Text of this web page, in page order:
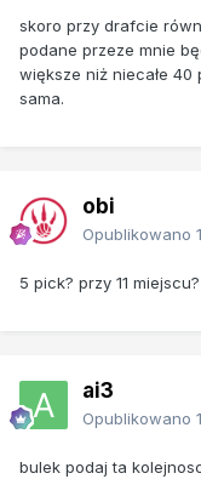
skoro przy drafcie
podane przeze mnie
większe niż niecałe
sama.
obi
Opublikowano
5 pick? przy 11
ai3
Opublikowano
bulek podaj ta